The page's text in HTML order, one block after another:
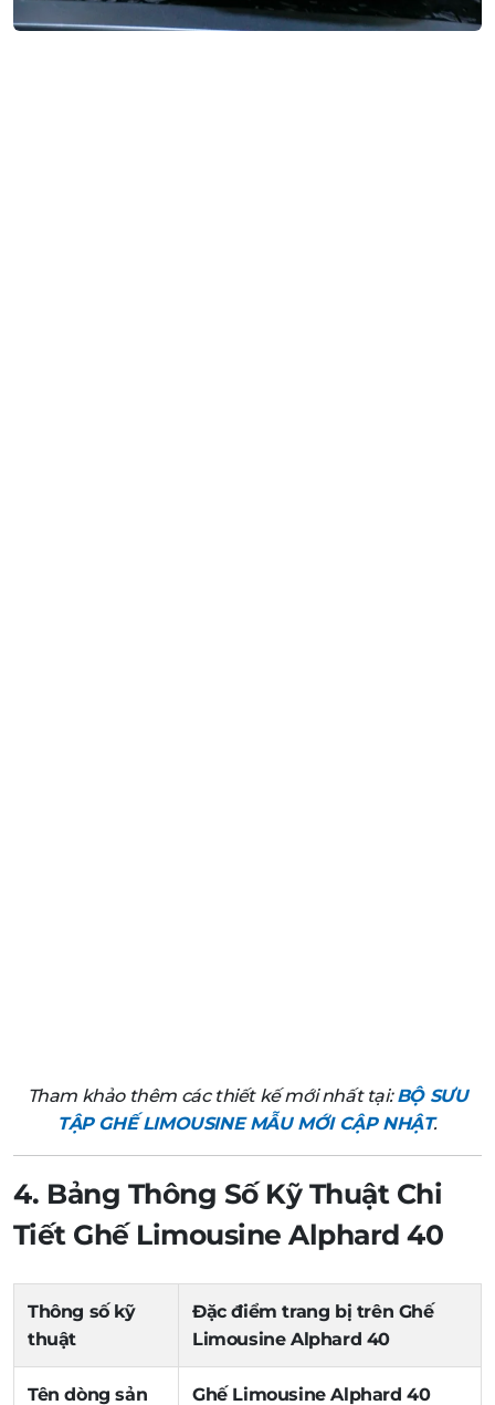
Tham khảo thêm các thiết kế mới nhất tại:BỘ SƯU
TẬP GHẾ LIMOUSINE MẪU MỚI CẬP NHẬT.
4. Bảng Thông Số Kỹ Thuật Chi
Tiết Ghế Limousine Alphard 40
Thông số kỹ
thuật
Đặc điểm trang bị trên Ghế
Limousine Alphard 40
Tên dòng sản
Ghế Limousine Alphard 40